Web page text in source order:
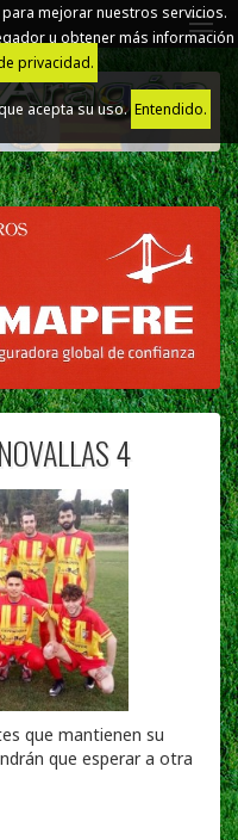
mejorar nuestros servicios.
u obtener más información
privacidad.
acepta su uso.Entendido.
4
que mantienen su
que esperar a otra